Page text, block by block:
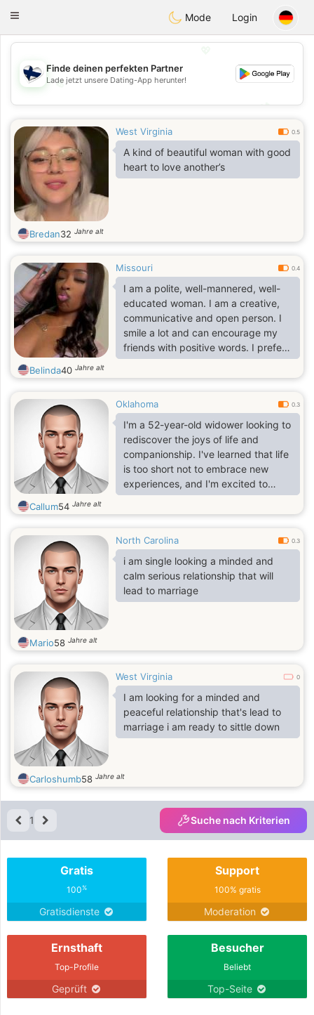
SuomenTreffit
Toggle
Mode Login
💖
💕
Finde deinen perfekten Partner
Lade jetzt unsere Dating-App herunter!
West Virginia 0.5
A kind of beautiful woman with good
heart to love another’s
Bredan32 Jahre alt
Missouri 0.4
I am a polite, well-mannered, well-
educated woman. I am a creative,
communicative and open person. I
smile a lot and can encourage my
friends with positive words. I prefer
to resolve conflicts calmly. I believe
that all disagreements can be
perfect Russian bride. I would like to
meet a man who needs a serious
relationship.
Belinda40 Jahre alt
Oklahoma 0.3
I'm a 52-year-old widower looking to
rediscover the joys of life and
companionship. I've learned that life
is too short not to embrace new
experiences, and I'm excited to
meet someone who shares a similar
outlook. I enjoy the simple pleasures
cooking a delicious meal, or a great
conversation over coffee. I value
honesty, kindness, and a good
sense of humor. I’m someone who
believes in deep connections and
Callum54 Jahre alt
North Carolina 0.3
i am single looking a minded and
calm serious relationship that will
lead to marriage
Mario58 Jahre alt
West Virginia 0
I am looking for a minded and
peaceful relationship that's lead to
marriage i am ready to sittle down
Carloshumb58 Jahre alt
1 Suche nach Kriterien
Gratis
100%
Gratisdienste
Support
100% gratis
Moderation
Ernsthaft
Top-Profile
Geprüft
Besucher
Beliebt
Top-Seite